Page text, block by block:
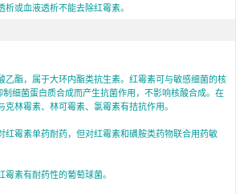
析或血液透析不能去除红霉素。
乙酯，属于大环内酯类抗生素。红霉素可与敏感细菌的核
制细菌蛋白质合成而产生抗菌作用，不影响核酸合成。在
克林霉素、林可霉素、氯霉素有拮抗作用。
红霉素单药耐药，但对红霉素和磺胺类药物联合用药敏
素有耐药性的葡萄球菌。